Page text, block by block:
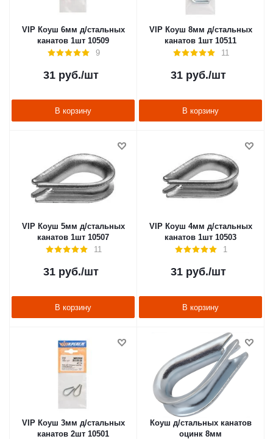
VIP Коуш 6мм д/стальных
канатов 1шт 10509
9
31 руб./шт
В корзину
VIP Коуш 8мм д/стальных
канатов 1шт 10511
11
31 руб./шт
В корзину
VIP Коуш 5мм д/стальных
канатов 1шт 10507
11
31 руб./шт
В корзину
VIP Коуш 4мм д/стальных
канатов 1шт 10503
1
31 руб./шт
В корзину
VIP Коуш 3мм д/стальных
канатов 2шт 10501
Коуш д/стальных канатов
оцинк 8мм